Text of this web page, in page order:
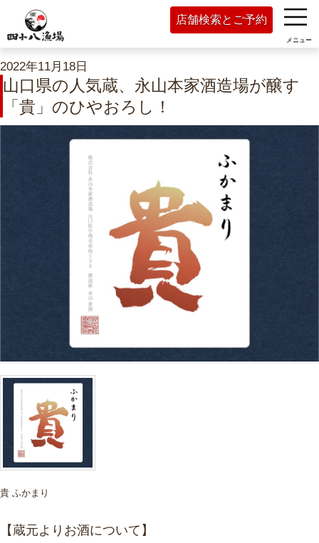
店舗検索とご予約
メニュー
2022年11月18日
山口県の人気蔵、永山本家酒造場が醸す
「貴」のひやおろし！
貴 ふかまり
【蔵元よりお酒について】